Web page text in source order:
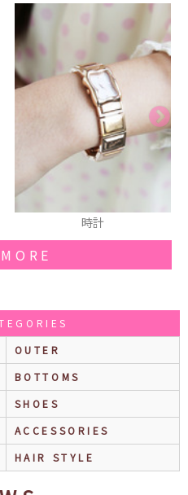
スマホカバー
OUTER
BOTTOMS
SHOES
ACCESSORIES
HAIR STYLE